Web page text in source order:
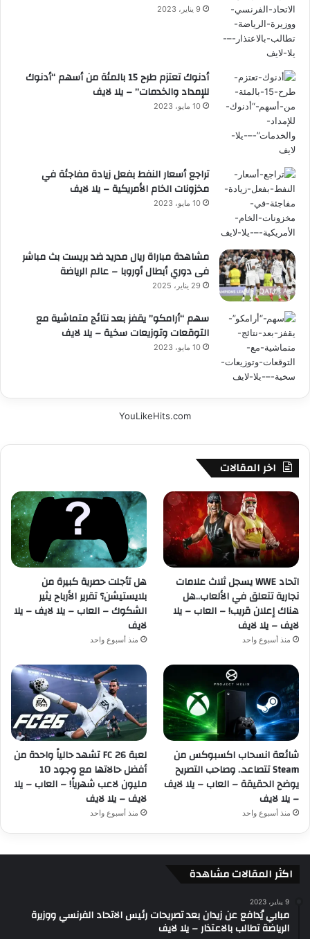
9 يناير، 2023
أدنوك تعتزم طرح 15 بالمئة من أسهم “أدنوك
للإمداد والخدمات” – يلا لايف
10 مايو، 2023
تراجع أسعار النفط بفعل زيادة مفاجئة في
مخزونات الخام الأمريكية – يلا لايف
10 مايو، 2023
مشاهدة مباراة ريال مدريد ضد بريست بث مباشر
فى دوري أبطال أوروبا – عالم الرياضة
29 يناير، 2025
سهم “أرامكو” يقفز بعد نتائج متماشية مع
التوقعات وتوزيعات سخية – يلا لايف
10 مايو، 2023
YouLikeHits.com
اخر المقالات
اتحاد WWE يسجل ثلاث علامات
تجارية تتعلق في الألعاب..هل
هناك إعلان قريب! – العاب – يلا
لايف – يلا لايف
منذ أسبوع واحد
هل تأجلت حصرية كبيرة من
بلايستيشن؟ تقرير الأرباح يثير
الشكوك – العاب – يلا لايف – يلا
لايف
منذ أسبوع واحد
شائعة انسحاب اكسبوكس من
Steam تتصاعد.. وصاحب التصريح
يوضح الحقيقة – العاب – يلا لايف
– يلا لايف
منذ أسبوع واحد
لعبة FC 26 تشهد حالياً واحدة من
أفضل حالاتها مع وجود 10
مليون لاعب شهرياً! – العاب – يلا
لايف – يلا لايف
منذ أسبوع واحد
اكثر المقالات مشاهدة
9 يناير، 2023
مبابي يُدافع عن زيدان بعد تصريحات رئيس الاتحاد الفرنسي ووزيرة
الرياضة تطالب بالاعتذار – يلا لايف